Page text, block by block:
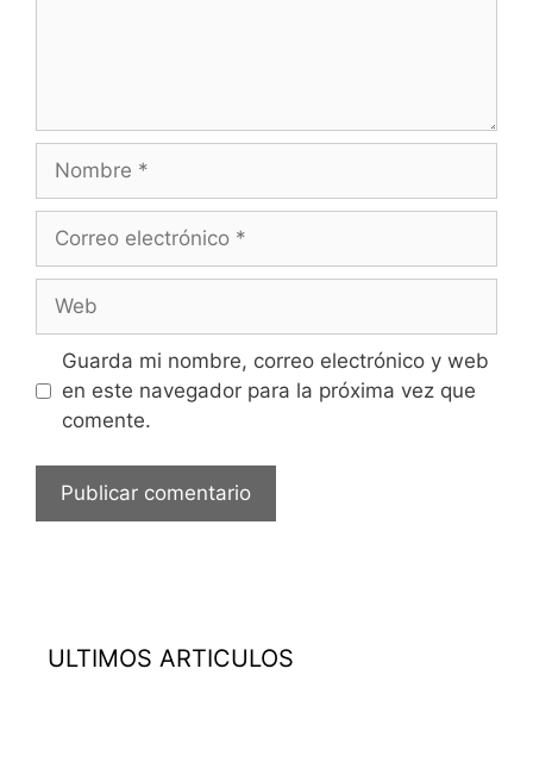
electrónico
Guarda mi nombre, correo electrónico y web
en este navegador para la próxima vez que
comente.
ULTIMOS ARTICULOS